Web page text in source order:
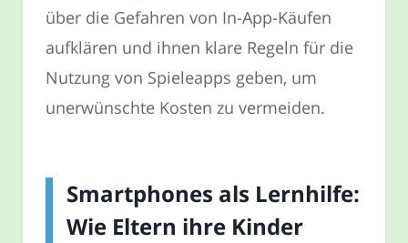
über die Gefahren von In-App-Käufen
aufklären und ihnen klare Regeln für die
Nutzung von Spieleapps geben, um
unerwünschte Kosten zu vermeiden.
Smartphones als Lernhilfe:
Wie Eltern ihre Kinder